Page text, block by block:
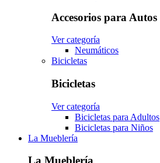
Accesorios para Autos
Ver categoría
Neumáticos
Bicicletas
Bicicletas
Ver categoría
Bicicletas para Adultos
Bicicletas para Niños
La Mueblería